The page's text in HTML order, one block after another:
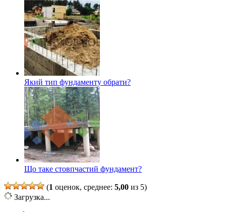
Який тип фундаменту обрати?
Що таке стовпчастий фундамент?
(1 оценок, среднее: 5,00 из 5)
Загрузка...